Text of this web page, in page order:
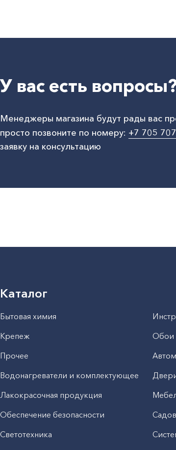
У вас есть
Менеджеры магазина будут рады вас
просто позвоните по номеру: +7 705
заявку на консультацию
Каталог
Бытовая химия
Крепеж
Обои
Прочее
Водонагреватели и комплектующее
Лакокрасочная продукция
Обеспечение безопасности
Светотехника